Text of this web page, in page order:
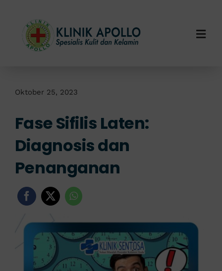
content
Layanan Kami
Info Klinik
Oktober 25, 2023
Fase Sifilis Laten:
Diagnosis dan
Penanganan